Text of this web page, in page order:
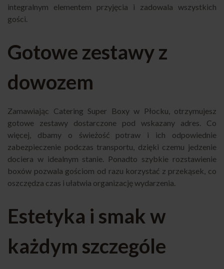
integralnym elementem przyjęcia i zadowala wszystkich
gości.
Gotowe zestawy z
dowozem
Zamawiając Catering Super Boxy w Płocku, otrzymujesz
gotowe zestawy dostarczone pod wskazany adres. Co
więcej, dbamy o świeżość potraw i ich odpowiednie
zabezpieczenie podczas transportu, dzięki czemu jedzenie
dociera w idealnym stanie. Ponadto szybkie rozstawienie
boxów pozwala gościom od razu korzystać z przekąsek, co
oszczędza czas i ułatwia organizację wydarzenia.
Estetyka i smak w
każdym szczególe